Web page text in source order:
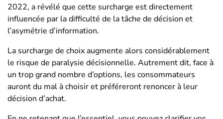
2022, a révélé que cette surcharge est directement
influencée par la difficulté de la tâche de décision et
l’asymétrie d’information.
La surcharge de choix augmente alors considérablement
le risque de paralysie décisionnelle. Autrement dit, face à
un trop grand nombre d’options, les consommateurs
auront du mal à choisir et préféreront renoncer à leur
décision d’achat.